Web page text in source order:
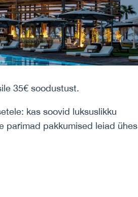
35€ soodustust.
kas soovid luksuslikku
parimad pakkumised leiad ühes